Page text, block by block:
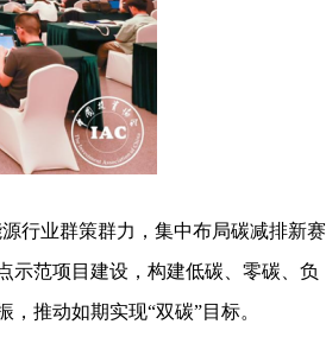
行业群策群力，集中布局碳减排新赛
示范项目建设，构建低碳、零碳、负
推动如期实现“双碳”目标。